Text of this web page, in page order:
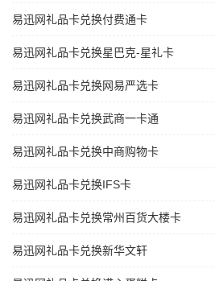
易迅网礼品卡兑换付费通卡
易迅网礼品卡兑换星巴克-星礼卡
易迅网礼品卡兑换网易严选卡
易迅网礼品卡兑换武商一卡通
易迅网礼品卡兑换中商购物卡
易迅网礼品卡兑换IFS卡
易迅网礼品卡兑换常州百货大楼卡
易迅网礼品卡兑换新华文轩